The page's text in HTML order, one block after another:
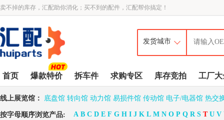
卖不掉的库存，汇配助你消化；买不到的配件，汇配帮你搞定！
首页 爆款特价 拆车件 求购专区 库存竞拍 工厂大
线上展览馆： 底盘馆 转向馆 动力馆 易损件馆 传动馆 电子/电器馆 热交
按字母顺序浏览产品: A B C D E F G H I J K L M N O P Q R S T U V